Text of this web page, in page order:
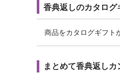
香典返しのカタログ
商品をカタログギフト
まとめて香典返しカ